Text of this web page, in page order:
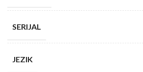
SERIJAL
JEZIK